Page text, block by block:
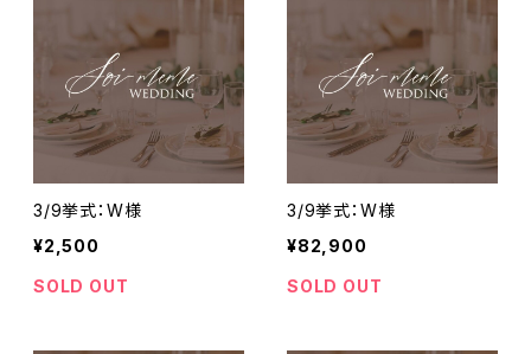
3/9挙式：W様
¥2,500
SOLD OUT
3/9挙式：W様
¥82,900
SOLD OUT